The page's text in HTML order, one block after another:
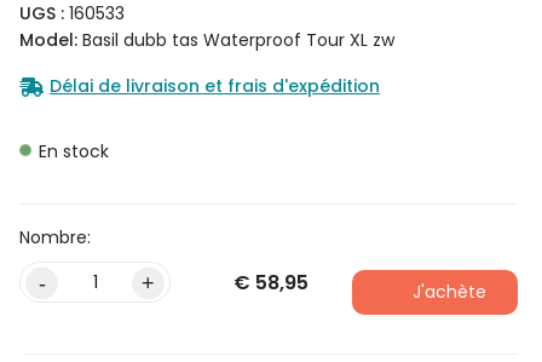
UGS : 160533
Model: Basil dubb tas Waterproof Tour XL zw
Délai de livraison et frais d'expédition
En stock
- + € 58,95 J'achète
Alternative: